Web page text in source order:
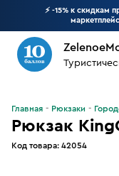
⚡ -15% к скидкам
Рюкзак
Код товара: 42054
Главная Рюкзаки